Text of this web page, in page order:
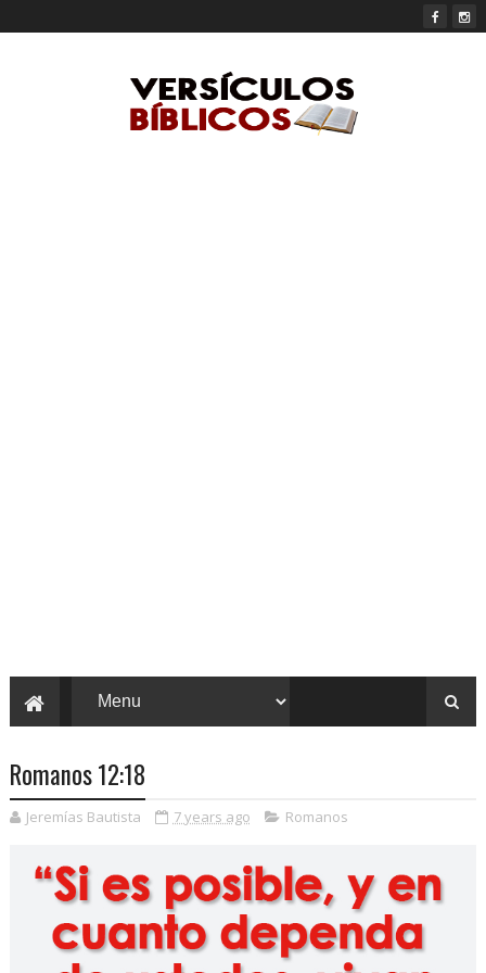
Romanos 12:18
Jeremías Bautista 7 years ago Romanos